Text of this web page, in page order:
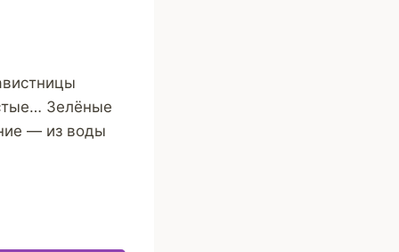
Зелёные
— из воды